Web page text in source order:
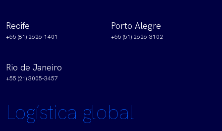
Recife
+55 (81) 2626-1401
Porto Alegre
+55 (51) 2626-3102
Rio de Janeiro
+55 (21) 3005-3457
Logística global